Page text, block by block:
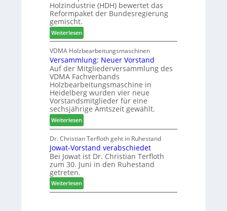
2
0
2
6
e
s
u
c
h
e
r
z
a
h
l
e
n
b
o
t
h
i
l
t
b
e
P
r
o
u
k
t
s
u
c
Holzindustrie (HDH) bewertet das
Reformpaket der Bundesregierung
gemischt.
Weiterlesen:
H
D
H
f
o
r
d
e
r
t
N
a
c
h
b
e
s
s
VDMA Holzbearbeitungsmaschinen
Versammlung: Neuer Vorstand
Auf der Mitgliederversammlung des
VDMA Fachverbands
Holzbearbeitungsmaschine in
Heidelberg wurden vier neue
Vorstandsmitglieder für eine
sechsjährige Amtszeit gewählt.
Weiterlesen:
V
e
r
s
a
m
l
Dr. Christian Terfloth geht in Ruhestand
Jowat-Vorstand verabschiedet
Bei Jowat ist Dr. Christian Terfloth
zum 30. Juni in den Ruhestand
getreten.
Weiterlesen:
J